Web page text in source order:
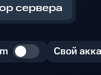
сервера
Свой